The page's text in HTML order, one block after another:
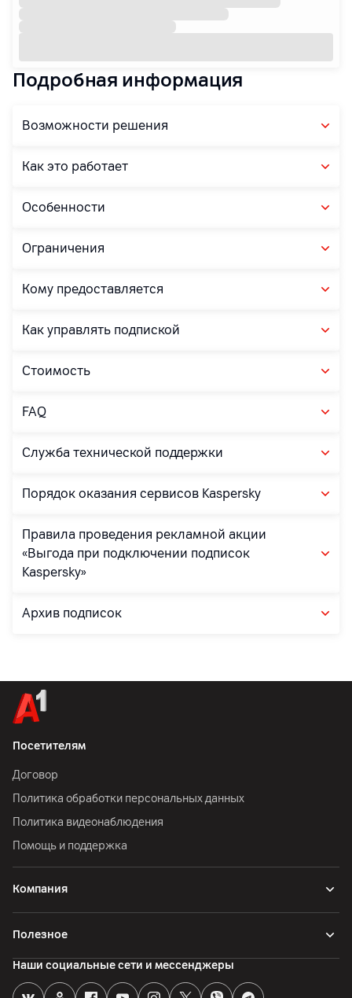
Подробная информация
Возможности решения
Как это работает
Особенности
Ограничения
Кому предоставляется
Как управлять подпиской
Стоимость
FAQ
Служба технической поддержки
Порядок оказания сервисов Kaspersky
Правила проведения рекламной акции
«Выгода при подключении подписок
Kaspersky»
Архив подписок
Посетителям
Договор
Политика обработки персональных данных
Политика видеонаблюдения
Помощь и поддержка
Компания
Полезное
Наши социальные сети и мессенджеры